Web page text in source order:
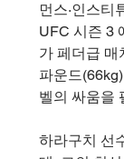
먼스·인스티
UFC 시즌 3
가 페더급 매
파운드
벨의 싸움을
하라구치 선